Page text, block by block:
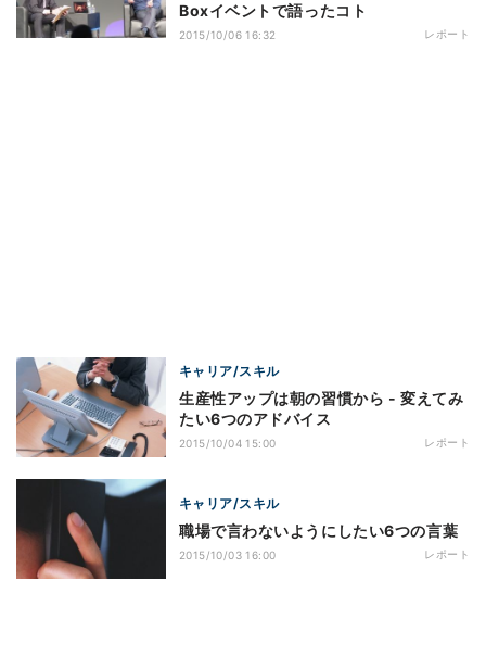
Boxイベントで語ったコト
2015/10/06 16:32 レポート
キャリア/スキル
生産性アップは朝の習慣から - 変えてみ
たい6つのアドバイス
2015/10/04 15:00 レポート
キャリア/スキル
職場で言わないようにしたい6つの言葉
2015/10/03 16:00 レポート